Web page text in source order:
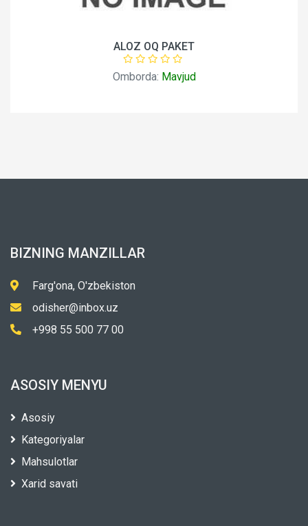
ALOZ OQ PAKET
Omborda:Mavjud
BIZNING MANZILLAR
Farg'ona, O'zbekiston
odisher@inbox.uz
+998 55 500 77 00
ASOSIY MENYU
Asosiy
Kategoriyalar
Mahsulotlar
Xarid savati